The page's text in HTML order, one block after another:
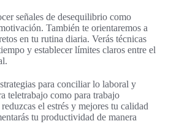
señales de desequilibrio como
También te orientaremos a
en tu rutina diaria. Verás técnicas
y establecer límites claros entre el
para conciliar lo laboral y
teletrabajo como para trabajo
el estrés y mejores tu calidad
tu productividad de manera